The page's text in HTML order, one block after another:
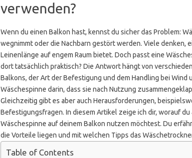
verwenden?
Wenn du einen Balkon hast, kennst du sicher das Problem:
wegnimmt oder die Nachbarn gestört werden. Viele denken,
Leinenlänge auf engem Raum bietet. Doch passt eine
dort tatsächlich praktisch? Die Antwort hängt von
Balkons, der Art der Befestigung und dem Handling bei Wind
Wäschespinne darin, dass sie nach Nutzung
Gleichzeitig gibt es aber auch Herausforderungen,
Befestigungsfragen. In diesem Artikel zeige ich dir, worauf
Wäschespinne auf deinem Balkon nutzen möchtest. Du
die Vorteile liegen und mit welchen Tipps das
Table of Contents